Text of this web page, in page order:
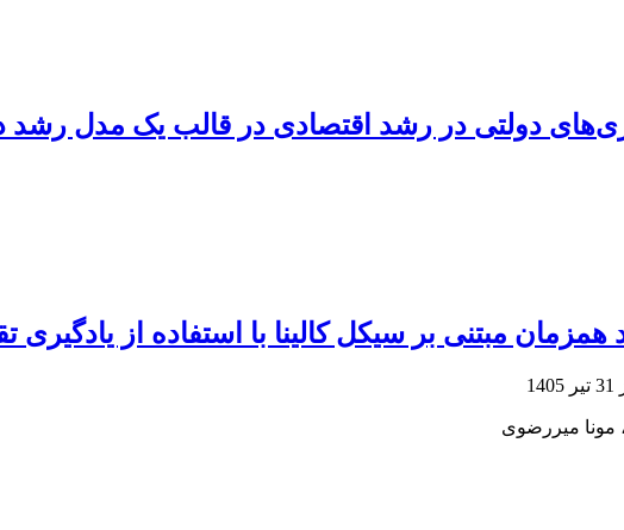
دولتی در رشد اقتصادی در قالب یک مدل رشد
مبتنی بر سیکل کالینا با استفاده از یادگیری
31 تیر 1405
مونا میررضوی